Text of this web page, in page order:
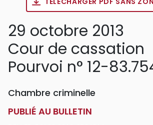
29 octobre 2013
Cour de cassation
Pourvoi n° 12-
Chambre criminelle
PUBLIÉ AU BULLETIN